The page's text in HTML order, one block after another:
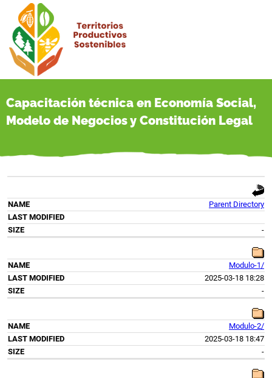
Capacitación técnica en Economía Social,
Modelo de Negocios y Constitución Legal
Parent Directory
-
Modulo-1/
2025-03-18 18:28
-
Modulo-2/
2025-03-18 18:47
-